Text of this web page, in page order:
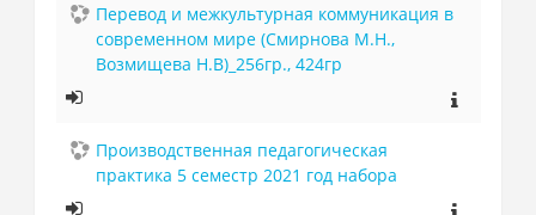
Перевод и межкультурная коммуникация в
современном мире (Смирнова М.Н.,
Возмищева Н.В)_256гр., 424гр
Производственная педагогическая
практика 5 семестр 2021 год набора